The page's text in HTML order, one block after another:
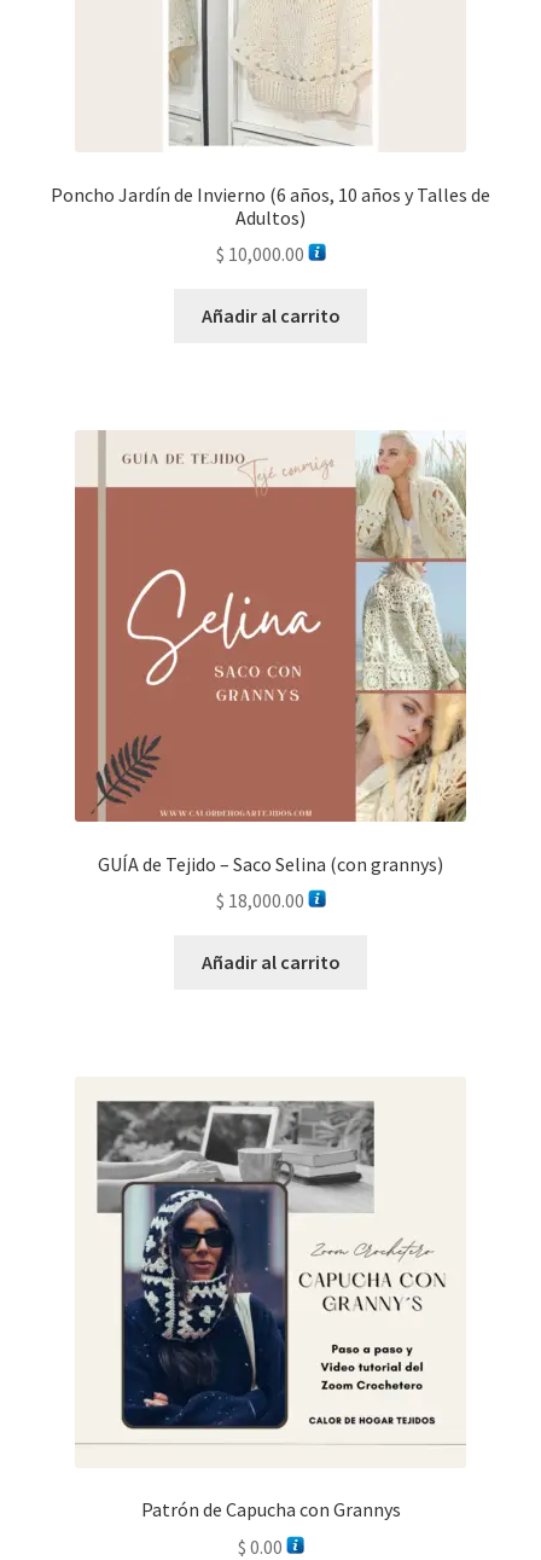
Poncho Jardín de Invierno (6 años, 10 años y Talles de
Adultos)
$ 10,000.00
Añadir al carrito
GUÍA de Tejido – Saco Selina (con grannys)
$ 18,000.00
Añadir al carrito
Patrón de Capucha con Grannys
$ 0.00